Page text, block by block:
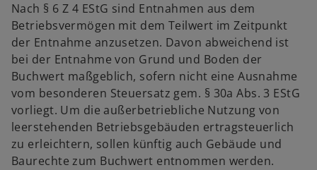
Nach § 6 Z 4 EStG sind Entnahmen aus dem
Betriebsvermögen mit dem Teilwert im Zeitpunkt
der Entnahme anzusetzen. Davon abweichend ist
bei der Entnahme von Grund und Boden der
Buchwert maßgeblich, sofern nicht eine Ausnahme
vom besonderen Steuersatz gem. § 30a Abs. 3 EStG
vorliegt. Um die außerbetriebliche Nutzung von
leerstehenden Betriebsgebäuden ertragsteuerlich
zu erleichtern, sollen künftig auch Gebäude und
Baurechte zum Buchwert entnommen werden.